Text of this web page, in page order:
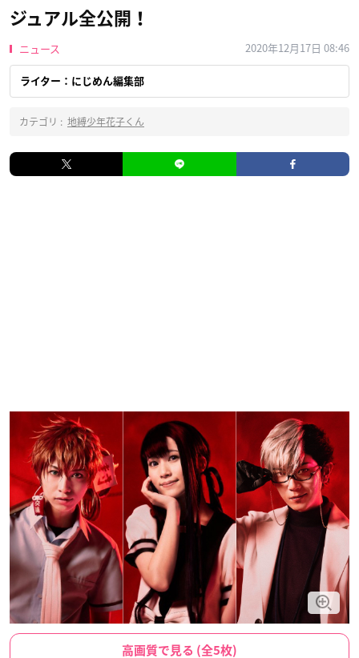
ジュアル全公開！
ニュース 2020年12月17日 08:46
ライター：にじめん編集部
カテゴリ : 地縛少年花子くん
高画質で見る (全5枚)